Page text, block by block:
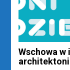
Wschowa